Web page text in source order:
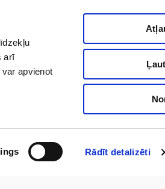
arī
apvienot
Rādīt detalizēti
piekrišanu. Ar